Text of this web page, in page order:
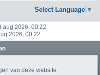
Select Language ▼
aug 2026, 00:22
2026, 00:22
van deze website.